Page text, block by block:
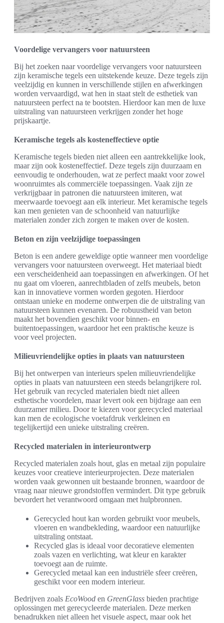
Voordelige vervangers voor natuursteen
Bij het zoeken naar voordelige vervangers voor natuursteen
zijn keramische tegels een uitstekende keuze. Deze tegels zijn
veelzijdig en kunnen in verschillende stijlen en afwerkingen
worden vervaardigd, wat hen in staat stelt de esthetiek van
natuursteen perfect na te bootsten. Hierdoor kan men de luxe
uitstraling van natuursteen verkrijgen zonder het hoge
prijskaartje.
Keramische tegels als kosteneffectieve optie
Keramische tegels bieden niet alleen een aantrekkelijke look,
maar zijn ook kosteneffectief. Deze tegels zijn duurzaam en
eenvoudig te onderhouden, wat ze perfect maakt voor zowel
woonruimtes als commerciële toepassingen. Vaak zijn ze
verkrijgbaar in patronen die natuursteen imiteren, wat
meerwaarde toevoegt aan elk interieur. Met keramische tegels
kan men genieten van de schoonheid van natuurlijke
materialen zonder zich zorgen te maken over de kosten.
Beton en zijn veelzijdige toepassingen
Beton is een andere geweldige optie wanneer men voordelige
vervangers voor natuursteen overweegt. Het materiaal biedt
een verscheidenheid aan toepassingen en afwerkingen. Of het
nu gaat om vloeren, aanrechtbladen of zelfs meubels, beton
kan in innovatieve vormen worden gegoten. Hierdoor
ontstaan unieke en moderne ontwerpen die de uitstraling van
natuursteen kunnen evenaren. De robuustheid van beton
maakt het bovendien geschikt voor binnen- en
buitentoepassingen, waardoor het een praktische keuze is
voor veel projecten.
Milieuvriendelijke opties in plaats van natuursteen
Bij het ontwerpen van interieurs spelen milieuvriendelijke
opties in plaats van natuursteen een steeds belangrijkere rol.
Het gebruik van recycled materialen biedt niet alleen
esthetische voordelen, maar levert ook een bijdrage aan een
duurzamer milieu. Door te kiezen voor gerecycled materiaal
kan men de ecologische voetafdruk verkleinen en
tegelijkertijd een unieke uitstraling creëren.
Recycled materialen in interieurontwerp
Recycled materialen zoals hout, glas en metaal zijn populaire
keuzes voor creatieve interieurprojecten. Deze materialen
worden vaak gewonnen uit bestaande bronnen, waardoor de
vraag naar nieuwe grondstoffen vermindert. Dit type gebruik
bevordert het verantwoord omgaan met hulpbronnen.
Gerecycled hout kan worden gebruikt voor meubels,
vloeren en wandbekleding, waardoor een natuurlijke
uitstraling ontstaat.
Recycled glas is ideaal voor decoratieve elementen
zoals vazen en verlichting, wat kleur en karakter
toevoegt aan de ruimte.
Gerecycled metaal kan een industriële sfeer creëren,
geschikt voor een modern interieur.
Bedrijven zoals EcoWood en GreenGlass bieden prachtige
oplossingen met gerecycleerde materialen. Deze merken
benadrukken niet alleen het visuele aspect, maar ook het